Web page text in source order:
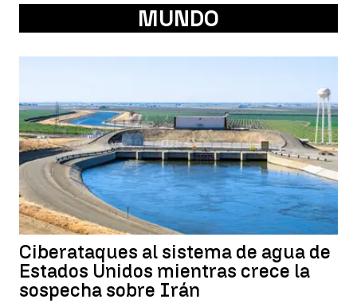
MUNDO
Ciberataques al sistema de agua de
Estados Unidos mientras crece la
sospecha sobre Irán